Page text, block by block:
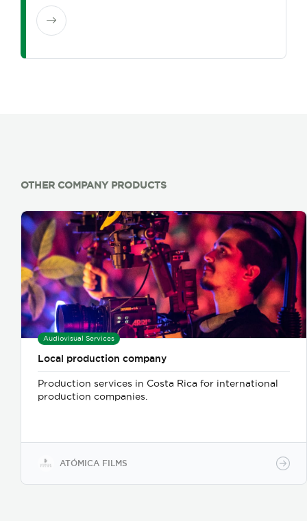
OTHER COMPANY PRODUCTS
Audiovisual Services
Local production company
Production services in Costa Rica for international
production companies.
ATÓMICA FILMS